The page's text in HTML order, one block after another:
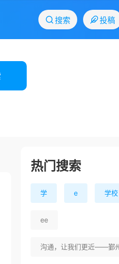
搜索 投稿
热门搜索
学 e 学校
ee